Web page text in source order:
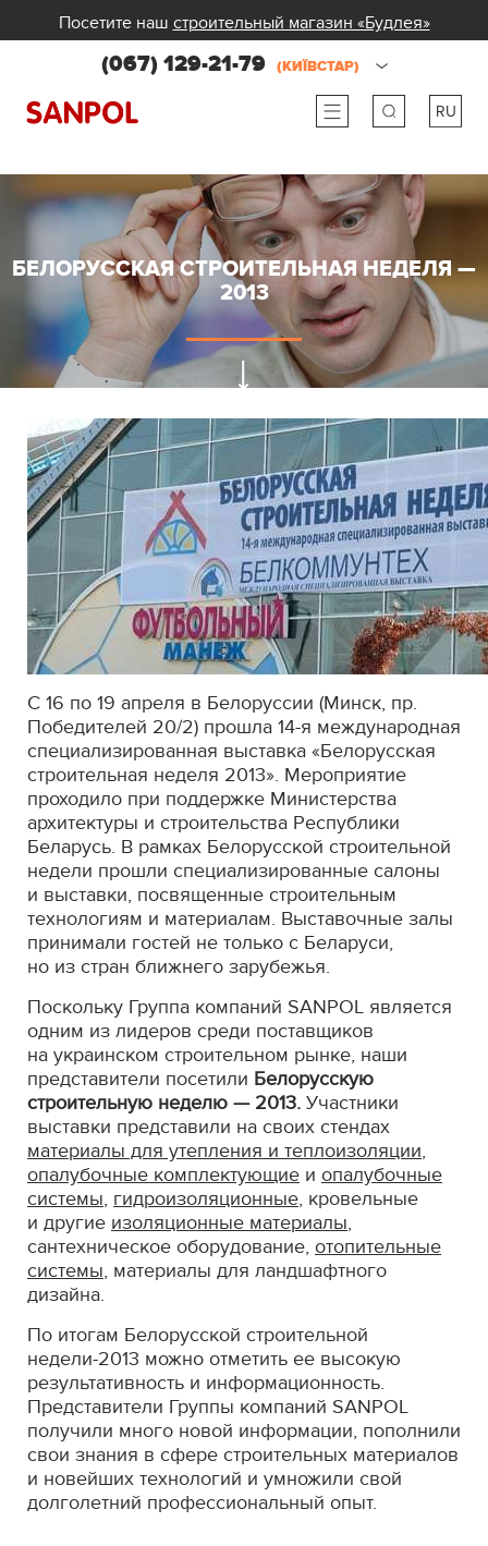
Посетите наш строительный магазин «Будлея»
(067) 129-21-79 (КИЇВСТАР)
RU
ua
БЕЛОРУССКАЯ СТРОИТЕЛЬНАЯ НЕДЕЛЯ —
2013
С 16 по 19 апреля в Белоруссии (Минск, пр.
Победителей 20/2) прошла 14-я международная
специализированная выставка «Белорусская
строительная неделя 2013». Мероприятие
проходило при поддержке Министерства
архитектуры и строительства Республики
Беларусь. В рамках Белорусской строительной
недели прошли специализированные салоны
и выставки, посвященные строительным
технологиям и материалам. Выставочные залы
принимали гостей не только с Беларуси,
но из стран ближнего зарубежья.
Поскольку Группа компаний SANPOL является
одним из лидеров среди поставщиков
на украинском строительном рынке, наши
представители посетили Белорусскую
строительную неделю — 2013. Участники
выставки представили на своих стендах
материалы для утепления и теплоизоляции,
опалубочные комплектующие и опалубочные
системы, гидроизоляционные, кровельные
и другие изоляционные материалы,
сантехническое оборудование, отопительные
системы, материалы для ландшафтного
дизайна.
По итогам Белорусской строительной
недели-2013 можно отметить ее высокую
результативность и информационность.
Представители Группы компаний SANPOL
получили много новой информации, пополнили
свои знания в сфере строительных материалов
и новейших технологий и умножили свой
долголетний профессиональный опыт.